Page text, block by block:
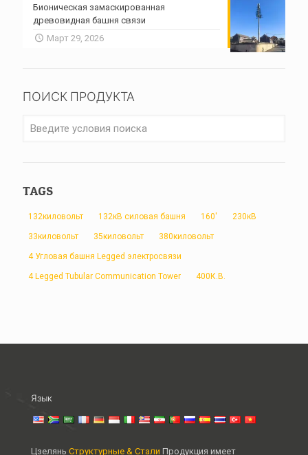
Бионическая замаскированная
древовидная башня связи
Март 29, 2026
ПОИСК ПРОДУКТА
TAGS
132киловольт 132кВ силовая башня 160' 230кВ
33киловольт 35киловольт 380киловольт
4 Угловая башня Legged электросвязи
4 Legged Tubular Communication Tower 400К.В.
Язык
Цзелянь Структурные & Стали Продукция имеет